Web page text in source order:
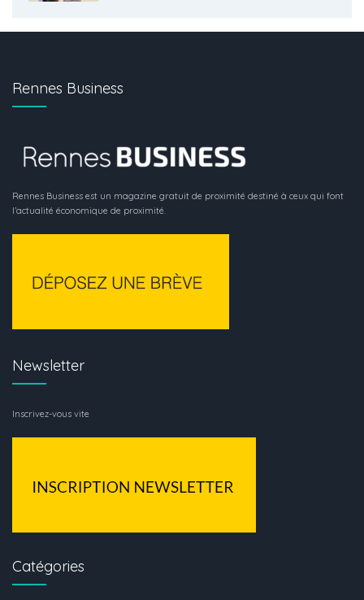
Rennes Business
Rennes Business est un magazine gratuit de proximité destiné à ceux qui font
l’actualité économique de proximité.
Newsletter
Inscrivez-vous vite
Catégories